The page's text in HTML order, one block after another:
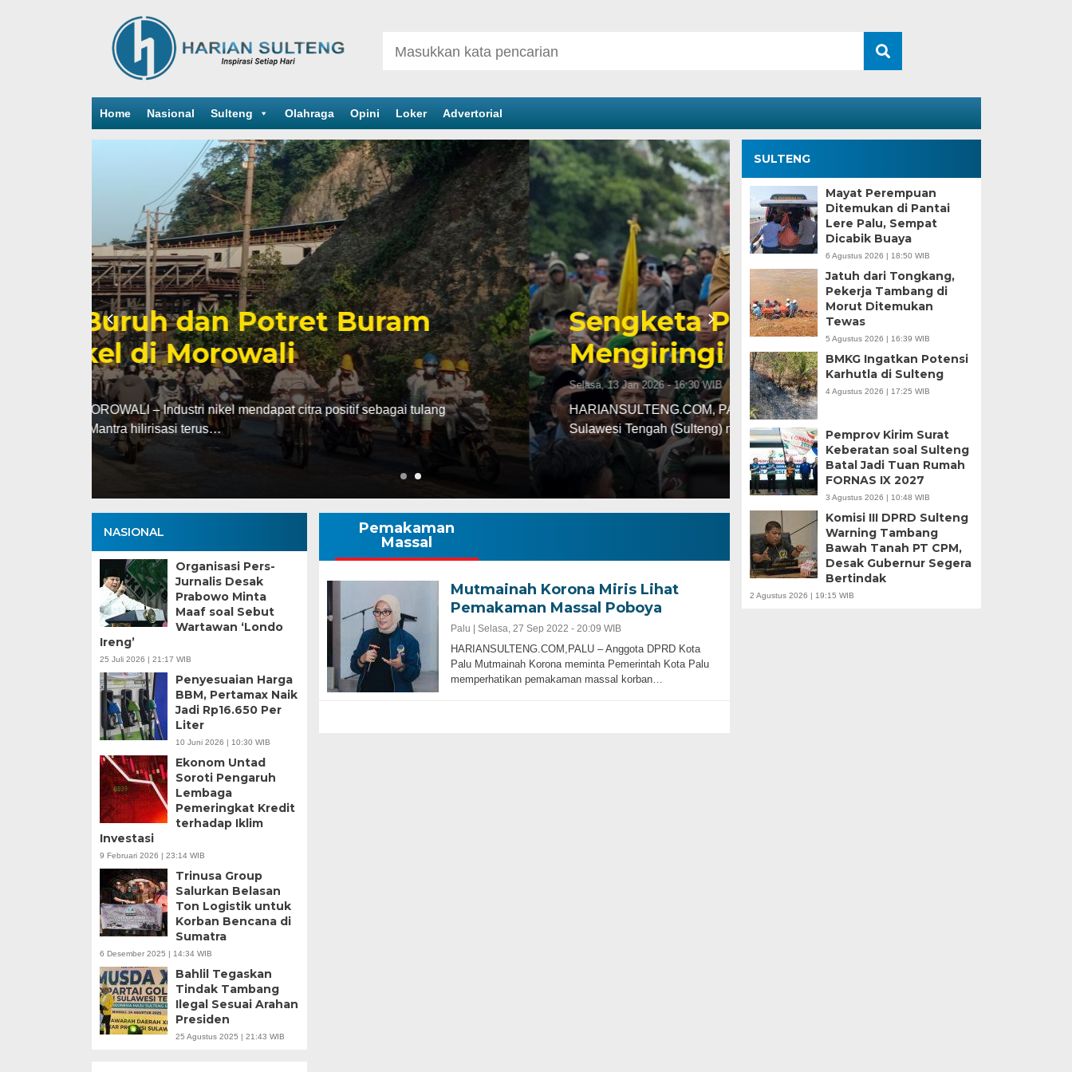
Home Nasional Sulteng Olahraga Opini Loker Advertorial
Sengketa Perizinan Tambang yang
Mengiringi Karier Politik Anwar Hafid
Selasa, 13 Jan 2026 - 16:30 WIB
HARIANSULTENG.COM, PALU – Transisi jabatan dari bupati Morowali ke kursi gubernur
Sulawesi Tengah (Sulteng) nyatanya tak…
Kesaksian Buruh
Industri Nikel di
Minggu, 5 Jan 2025 - 18:59 WIB
HARIANSULTENG.COM, MOROWALI – Industri
punggung ekspor nasional. Mantra hilirisasi terus…
NASIONAL
Organisasi Pers-
Jurnalis Desak
Prabowo Minta
Maaf soal Sebut
Wartawan ‘Londo
Ireng’
25 Juli 2026 | 21:17 WIB
Penyesuaian Harga
BBM, Pertamax Naik
Jadi Rp16.650 Per
Liter
10 Juni 2026 | 10:30 WIB
Ekonom Untad
Soroti Pengaruh
Lembaga
Pemeringkat Kredit
terhadap Iklim
Investasi
9 Februari 2026 | 23:14 WIB
Trinusa Group
Salurkan Belasan
Ton Logistik untuk
Korban Bencana di
Sumatra
6 Desember 2025 | 14:34 WIB
Bahlil Tegaskan
Tindak Tambang
Ilegal Sesuai Arahan
Presiden
25 Agustus 2025 | 21:43 WIB
Pemakaman
Massal
Mutmainah Korona Miris Lihat
Pemakaman Massal Poboya
Palu | Selasa, 27 Sep 2022 - 20:09 WIB
HARIANSULTENG.COM,PALU – Anggota DPRD Kota
Palu Mutmainah Korona meminta Pemerintah Kota Palu
memperhatikan pemakaman massal korban…
SULTENG
Mayat Perempuan
Ditemukan di Pantai
Lere Palu, Sempat
Dicabik Buaya
6 Agustus 2026 | 18:50 WIB
Jatuh dari Tongkang,
Pekerja Tambang di
Morut Ditemukan
Tewas
5 Agustus 2026 | 16:39 WIB
BMKG Ingatkan Potensi
Karhutla di Sulteng
4 Agustus 2026 | 17:25 WIB
Pemprov Kirim Surat
Keberatan soal Sulteng
Batal Jadi Tuan Rumah
FORNAS IX 2027
3 Agustus 2026 | 10:48 WIB
Komisi III DPRD Sulteng
Warning Tambang
Bawah Tanah PT CPM,
Desak Gubernur Segera
Bertindak
2 Agustus 2026 | 19:15 WIB